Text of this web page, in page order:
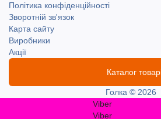
Політика конфіденційності
Зворотній зв'язок
Карта сайту
Виробники
Акції
Каталог
Голка © 2026
Viber
Viber